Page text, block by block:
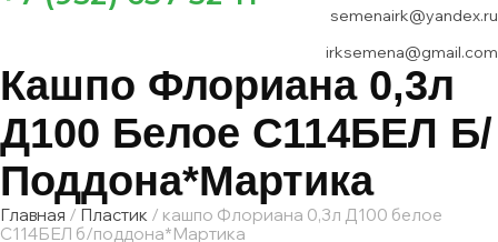
semenairk@yandex.ru
irksemena@gmail.com
Кашпо Флориана 0,3л
Д100 Белое С114БЕЛ Б/
Поддона*Мартика
Главная / Пластик / кашпо Флориана 0,3л Д100 белое
С114БЕЛ б/поддона*Мартика